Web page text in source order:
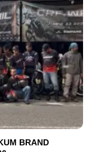
BRAND